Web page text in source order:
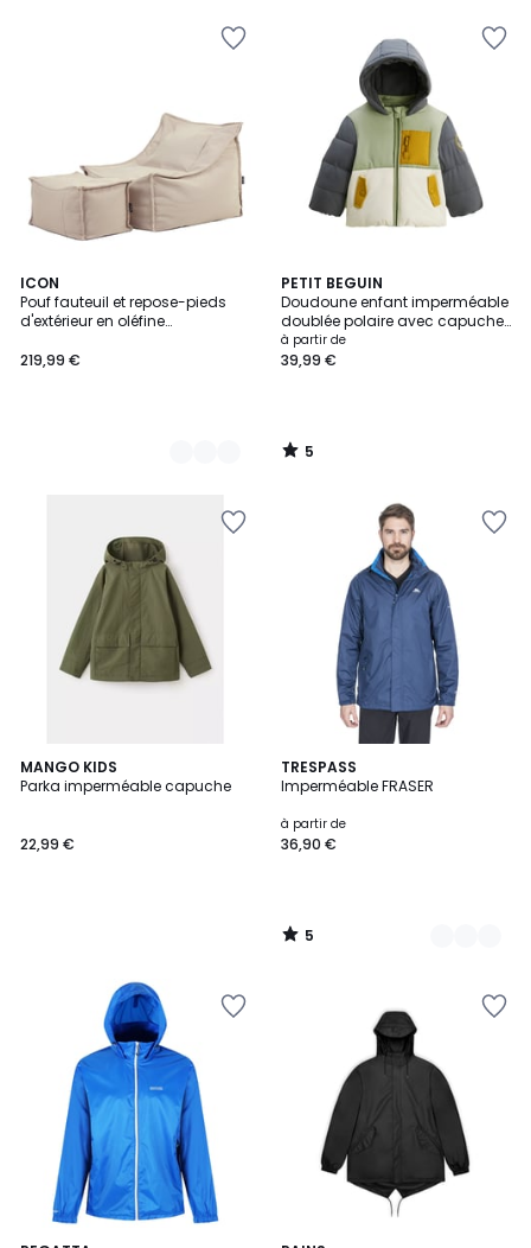
ICON
Pouf fauteuil et repose-pieds
d'extérieur en oléfine
219,99 €
4
Couleurs
PETIT BEGUIN
Doudoune enfant imperméable
doublée polaire avec capuche
Boavista
à partir de
39,99 €
5
/
5
5
/
MANGO KIDS
Parka imperméable capuche
22,99 €
TRESPASS
Imperméable FRASER
à partir de
36,90 €
5
/
5
Couleurs
5
/